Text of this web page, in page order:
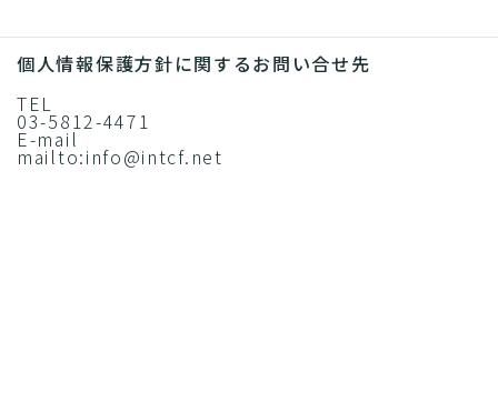
個人情報保護方針に関するお問い合せ先
TEL
03-5812-4471
E-mail
mailto:info@intcf.net